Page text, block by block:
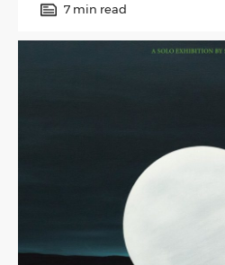
7 min read